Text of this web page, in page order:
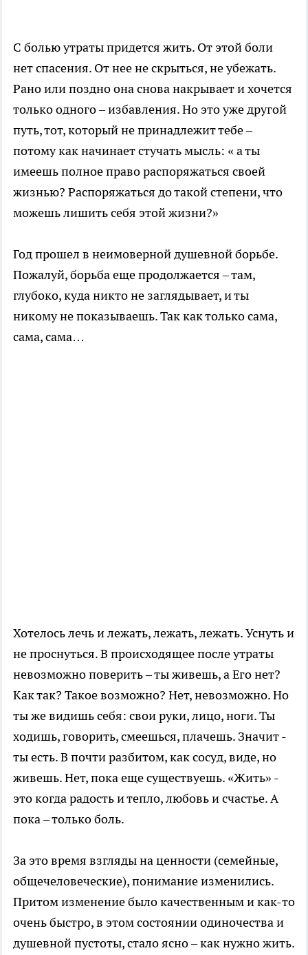
С болью утраты придется жить. От этой боли
нет спасения. От нее не скрыться, не убежать.
Рано или поздно она снова накрывает и хочется
только одного – избавления. Но это уже другой
путь, тот, который не принадлежит тебе –
потому как начинает стучать мысль: « а ты
имеешь полное право распоряжаться своей
жизнью? Распоряжаться до такой степени, что
можешь лишить себя этой жизни?»
Год прошел в неимоверной душевной борьбе.
Пожалуй, борьба еще продолжается – там,
глубоко, куда никто не заглядывает, и ты
никому не показываешь. Так как только сама,
сама, сама…
Хотелось лечь и лежать, лежать, лежать. Уснуть и
не проснуться. В происходящее после утраты
невозможно поверить – ты живешь, а Его нет?
Как так? Такое возможно? Нет, невозможно. Но
ты же видишь себя: свои руки, лицо, ноги. Ты
ходишь, говорить, смеешься, плачешь. Значит -
ты есть. В почти разбитом, как сосуд, виде, но
живешь. Нет, пока еще существуешь. «Жить» -
это когда радость и тепло, любовь и счастье. А
пока – только боль.
За это время взгляды на ценности (семейные,
общечеловеческие), понимание изменились.
Притом изменение было качественным и как-то
очень быстро, в этом состоянии одиночества и
душевной пустоты, стало ясно – как нужно жить.